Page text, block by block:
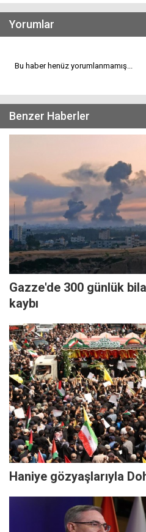
Yorumlar
Bu haber henüz yorumlanmamış...
Benzer Haberler
Gazze'de 300 günlük
kaybı
Haniye gözyaşlarıyla